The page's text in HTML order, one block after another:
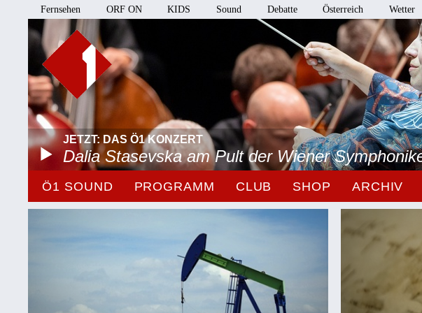
Fernsehen ORF ON KIDS Sound Debatte Österreich Wetter
JETZT: DAS Ö1 KONZERT
Dalia Stasevska am Pult der Wiener
Ö1 SOUND PROGRAMM CLUB SHOP ARCHIV